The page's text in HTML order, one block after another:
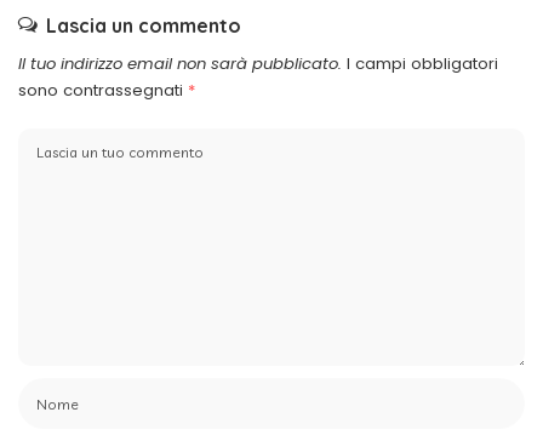
Lascia un commento
Il tuo indirizzo email non sarà pubblicato. I campi obbligatori
sono contrassegnati *